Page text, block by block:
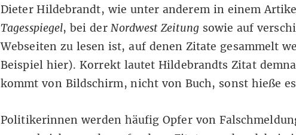
Dieter Hildebrandt, wie unter anderem in einem
Tagesspiegel, beiderNordwest Zeitungsowie auf
Webseiten zu lesen ist, auf denen Zitate gesammelt
Beispiel hier). Korrekt lautet Hildebrandts Zitat
kommt von Bildschirm, nicht von Buch, sonst hieße
Politikerinnen werden häufig Opfer von